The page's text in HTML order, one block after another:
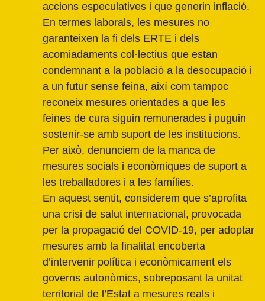
accions especulatives i que generin inflació.
En termes laborals, les mesures no
garanteixen la fi dels ERTE i dels
acomiadaments col·lectius que estan
condemnant a la població a la desocupació i
a un futur sense feina, així com tampoc
reconeix mesures orientades a que les
feines de cura siguin remunerades i puguin
sostenir-se amb suport de les institucions.
Per això, denunciem de la manca de
mesures socials i econòmiques de suport a
les treballadores i a les famílies.
En aquest sentit, considerem que s’aprofita
una crisi de salut internacional, provocada
per la propagació del COVID-19, per adoptar
mesures amb la finalitat encoberta
d’intervenir política i econòmicament els
governs autonòmics, sobreposant la unitat
territorial de l’Estat a mesures reals i